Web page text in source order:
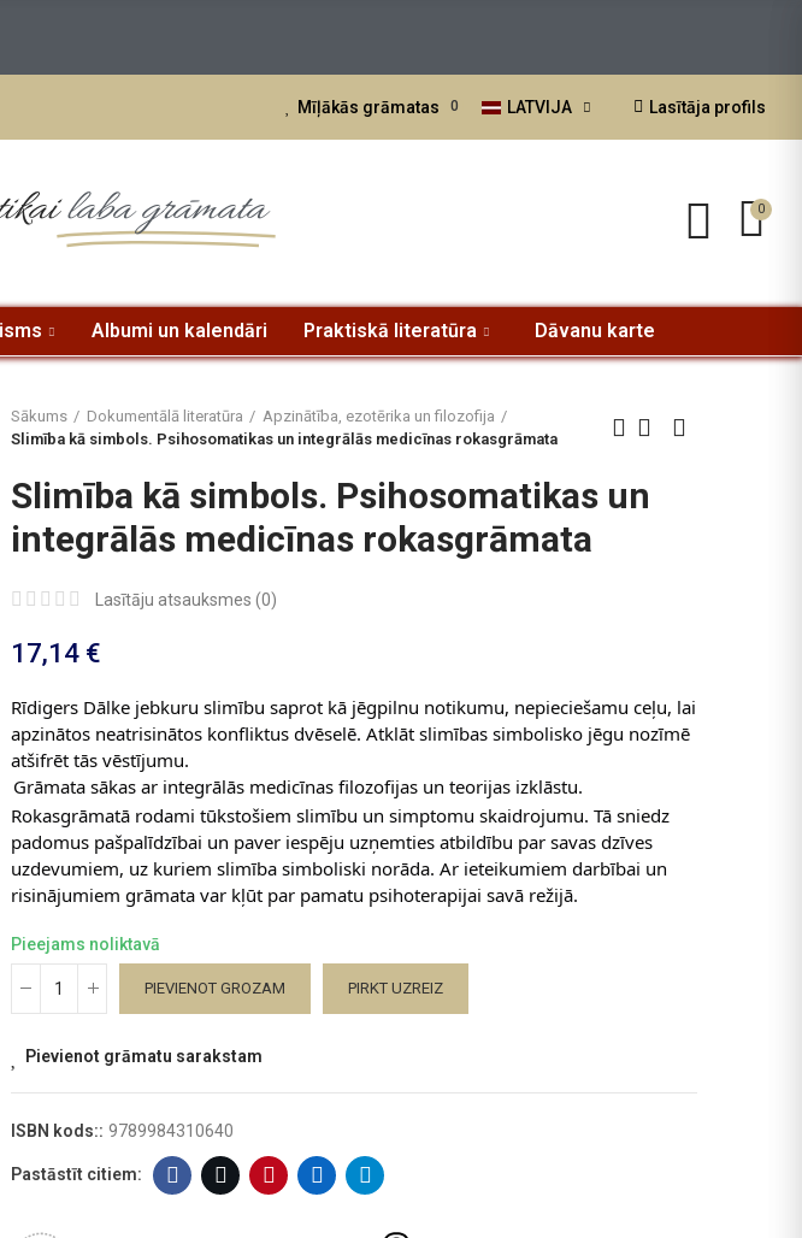
Mīļākās grāmatas 0 LATVIJA Lasītāja profils
laba grāmata 0
Albumi un kalendāri Praktiskā literatūra Dāvanu karte
Sākums Dokumentālā literatūra
Apzinātība, ezotērika un filozofija
Slimība kā simbols. Psihosomatikas un integrālās medicīnas rokasgrāmata
Slimība kā simbols. Psihosomatikas un
integrālās medicīnas rokasgrāmata
Lasītāju atsauksmes (0)
17,14 €
Rīdigers Dālke jebkuru slimību saprot kā jēgpilnu notikumu, nepieciešamu ceļu, lai
apzinātos neatrisinātos konfliktus dvēselē. Atklāt slimības simbolisko jēgu nozīmē
atšifrēt tās vēstījumu.
Grāmata sākas ar integrālās medicīnas filozofijas un teorijas izklāstu.
Rokasgrāmatā rodami tūkstošiem slimību un simptomu skaidrojumu. Tā sniedz
padomus pašpalīdzībai un paver iespēju uzņemties atbildību par savas dzīves
uzdevumiem, uz kuriem slimība simboliski norāda. Ar ieteikumiem darbībai un
risinājumiem grāmata var kļūt par pamatu psihoterapijai savā režijā.
Pieejams noliktavā
PIEVIENOT GROZAM PIRKT UZREIZ
Pievienot grāmatu sarakstam
ISBN kods:: 9789984310640